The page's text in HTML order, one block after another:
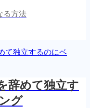
る方法
辞めて独立す
グ